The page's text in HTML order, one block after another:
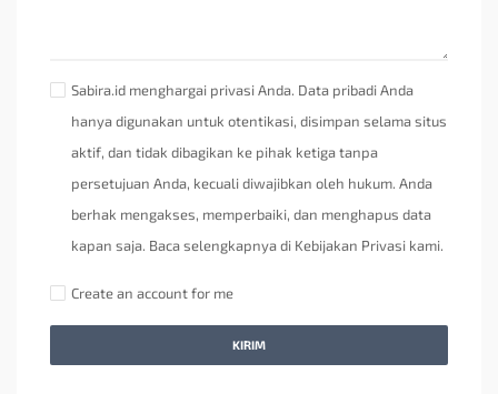
Sabira.id menghargai privasi Anda. Data pribadi Anda
hanya digunakan untuk otentikasi, disimpan selama situs
aktif, dan tidak dibagikan ke pihak ketiga tanpa
persetujuan Anda, kecuali diwajibkan oleh hukum. Anda
berhak mengakses, memperbaiki, dan menghapus data
kapan saja. Baca selengkapnya di Kebijakan Privasi kami.
Create an account for me
KIRIM